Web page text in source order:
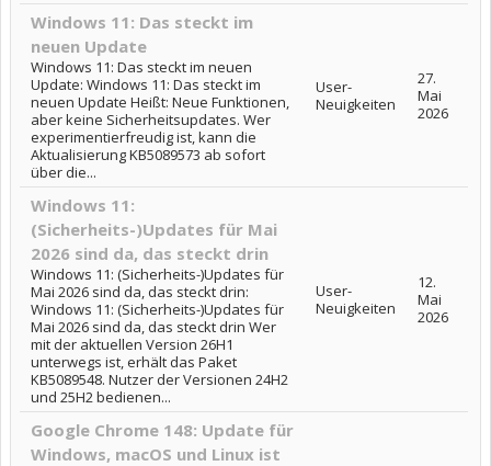
Windows 11: Das steckt im
neuen Update
Windows 11: Das steckt im neuen
Update: Windows 11: Das steckt im
neuen Update Heißt: Neue Funktionen,
aber keine Sicherheitsupdates. Wer
experimentierfreudig ist, kann die
Aktualisierung KB5089573 ab sofort
über die...
User-
Neuigkeiten
27.
Mai
2026
Windows 11:
(Sicherheits-)Updates für Mai
2026 sind da, das steckt drin
Windows 11: (Sicherheits-)Updates für
Mai 2026 sind da, das steckt drin:
Windows 11: (Sicherheits-)Updates für
Mai 2026 sind da, das steckt drin Wer
mit der aktuellen Version 26H1
unterwegs ist, erhält das Paket
KB5089548. Nutzer der Versionen 24H2
und 25H2 bedienen...
User-
Neuigkeiten
12.
Mai
2026
Google Chrome 148: Update für
Windows, macOS und Linux ist